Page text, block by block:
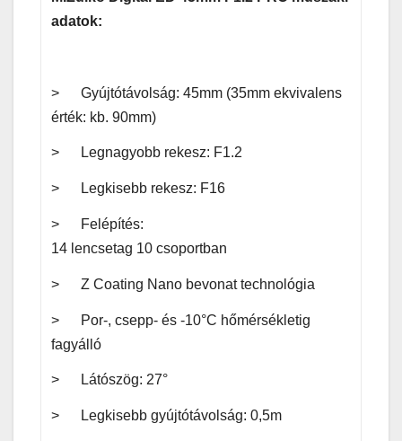
adatok:
> Gyújtótávolság: 45mm (35mm ekvivalens
érték: kb. 90mm)
> Legnagyobb rekesz: F1.2
> Legkisebb rekesz: F16
> Felépítés:
14 lencsetag 10 csoportban
> Z Coating Nano bevonat technológia
> Por-, csepp- és -10°C hőmérsékletig
fagyálló
> Látószög: 27°
> Legkisebb gyújtótávolság: 0,5m